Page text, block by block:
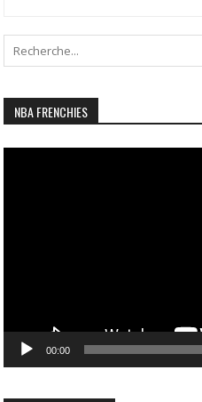
NBA FRENCHIES
00:00